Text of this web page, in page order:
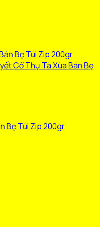
Bẹ Túi Zip 200gr